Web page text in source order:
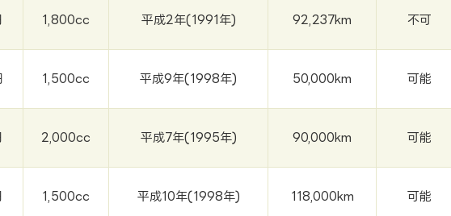
1,800cc 平成2年(1991年) 92,237km 不可
1,500cc 平成9年(1998年) 50,000km 可能
2,000cc 平成7年(1995年) 90,000km 可能
1,500cc 平成10年(1998年) 118,000km 可能